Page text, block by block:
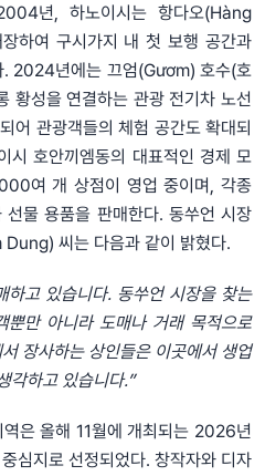
년, 하노이시는 항다오(Hàng
하여 구시가지 내 첫 보행 공간과
. 2024년에는 끄엄(Gươm) 호수(호
황성을 연결하는 관광 전기차 노선
어 관광객들의 체험 공간도 확대되
시 호안끼엠동의 대표적인 경제 모
여 개 상점이 영업 중이며, 각종
물 용품을 판매한다. 동쑤언 시장
씨는 다음과 같이 밝혔다.
하고 있습니다. 동쑤언 시장을 찾는
뿐만 아니라 도매나 거래 목적으로
장사하는 상인들은 이곳에서 생업
각하고 있습니다.”
은 올해 11월에 개최되는 2026년
심지로 선정되었다. 창작자와 디자